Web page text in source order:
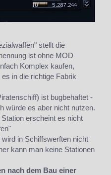
stellt die
ist ohne MOD
Komplex kaufen,
in die richtige Fabrik
ist bugbehaftet -
würde es aber nicht nutzen.
erscheint es nicht
in Schiffswerften nicht
kann man keine Stationen
nach dem Bau einer